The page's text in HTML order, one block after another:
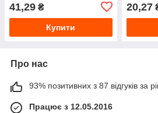
41,29 ₴
Купити
20,27
Про нас
93% позитивних з 87 відгуків за
Працює з 12.05.2016